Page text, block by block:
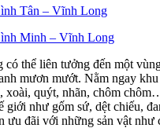
Tân – Vĩnh Long
Minh – Vĩnh Long
thể liên tưởng đến một
mươn mướt. Nằm ngay
quýt, nhãn, chôm
giới như gốm sứ, dệt chiếu,
đãi với những sản vật